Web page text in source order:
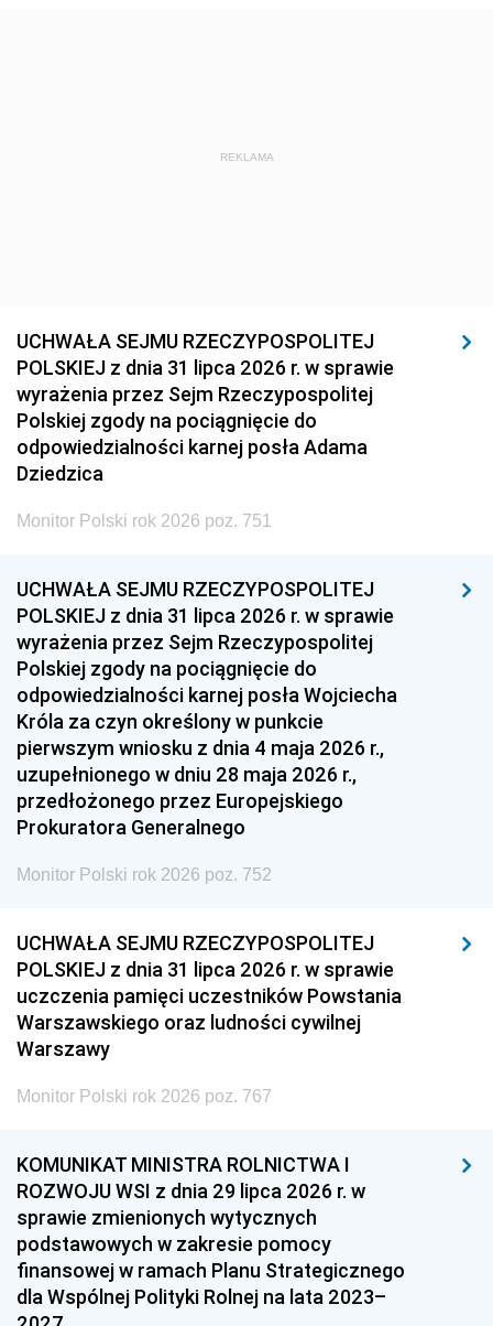
REKLAMA
UCHWAŁA SEJMU RZECZYPOSPOLITEJ
POLSKIEJ z dnia 31 lipca 2026 r. w sprawie
wyrażenia przez Sejm Rzeczypospolitej
Polskiej zgody na pociągnięcie do
odpowiedzialności karnej posła Adama
Dziedzica
Monitor Polski rok 2026 poz. 751
UCHWAŁA SEJMU RZECZYPOSPOLITEJ
POLSKIEJ z dnia 31 lipca 2026 r. w sprawie
wyrażenia przez Sejm Rzeczypospolitej
Polskiej zgody na pociągnięcie do
odpowiedzialności karnej posła Wojciecha
Króla za czyn określony w punkcie
pierwszym wniosku z dnia 4 maja 2026 r.,
uzupełnionego w dniu 28 maja 2026 r.,
przedłożonego przez Europejskiego
Prokuratora Generalnego
Monitor Polski rok 2026 poz. 752
UCHWAŁA SEJMU RZECZYPOSPOLITEJ
POLSKIEJ z dnia 31 lipca 2026 r. w sprawie
uczczenia pamięci uczestników Powstania
Warszawskiego oraz ludności cywilnej
Warszawy
Monitor Polski rok 2026 poz. 767
KOMUNIKAT MINISTRA ROLNICTWA I
ROZWOJU WSI z dnia 29 lipca 2026 r. w
sprawie zmienionych wytycznych
podstawowych w zakresie pomocy
finansowej w ramach Planu Strategicznego
dla Wspólnej Polityki Rolnej na lata 2023–